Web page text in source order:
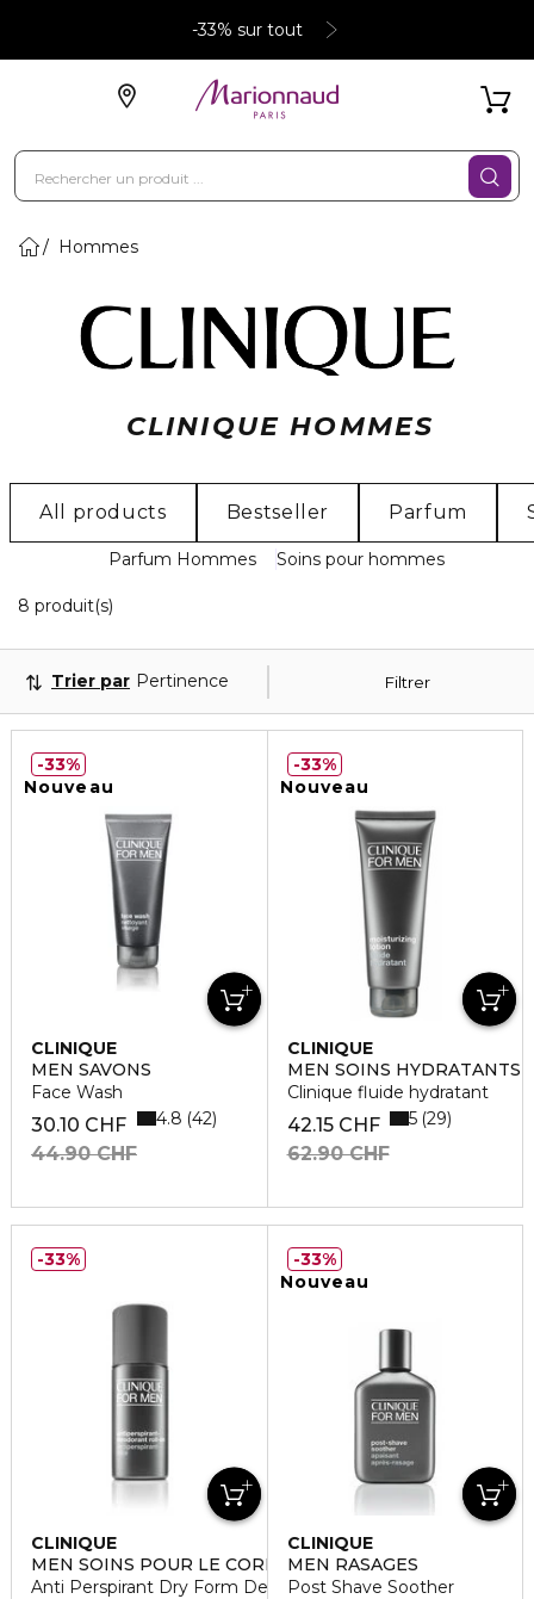
-33% sur tout
Hommes
CLINIQUE HOMMES
All products Bestseller Parfum
Parfum Hommes Soins pour hommes
8 produit(s)
Filtrer
Trier par Pertinence
Nouveau
CLINIQUE
MEN SAVONS
Face Wash
30.10 CHF
44.90 CHF
4.8 42
33%
Nouveau
CLINIQUE
MEN SOINS HYDRATANTS
Clinique fluide hydratant
42.15 CHF
62.90 CHF
5 29
33%
CLINIQUE
MEN SOINS POUR LE CORPS
Anti Perspirant Dry Form Deodorant
33%
Nouveau
CLINIQUE
MEN RASAGES
Post Shave Soother
33%